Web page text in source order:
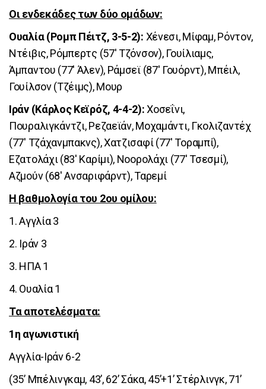
Οι ενδεκάδες των δύο ομάδων:
Ουαλία (Ρομπ Πέιτζ, 3-5-2): Χένεσι, Μίφαμ, Ρόντον,
Ντέιβις, Ρόμπερτς (57' Τζόνσον), Γουίλιαμς,
Άμπαντου (77' Άλεν), Ράμσεϊ (87' Γουόρντ), Μπέιλ,
Γουίλσον (Τζέιμς), Μουρ
Ιράν (Κάρλος Κεϊρόζ, 4-4-2):Χοσεΐνι,
Πουραλιγκάντζι, Ρεζαεϊάν, Μοχαμάντι, Γκολιζαντέχ
(77' Τζάχανμπακνς), Χατζισαφί (77' Τοραμπί),
Εζατολάχι (83' Καρίμι), Νοορολάχι (77' Τσεσμί),
Αζμούν (68' Ανσαριφάρντ), Ταρεμί
Η βαθμολογία του 2ου ομίλου:
1. Αγγλία 3
2. Ιράν 3
3. ΗΠΑ 1
4. Ουαλία 1
Τα αποτελέσματα:
1η αγωνιστική
Αγγλία-Ιράν 6-2
(35’ Μπέλινγκαμ, 43’, 62’ Σάκα, 45’+1’ Στέρλινγκ, 71’